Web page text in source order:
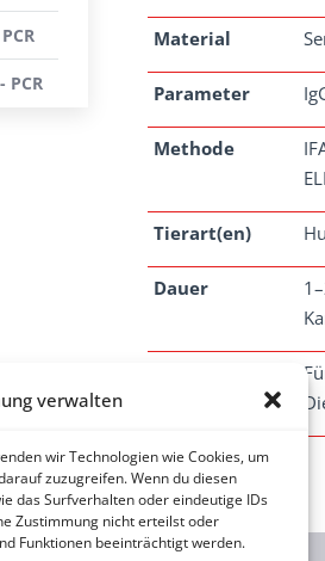
verwalten
wir Technologien wie Cookies, um
zuzugreifen. Wenn du diesen
das Surfverhalten oder eindeutige IDs
Zustimmung nicht erteilst oder
Funktionen beeinträchtigt werden.
Material
Parameter
Methode
Tierart(en)
Dauer
PCR